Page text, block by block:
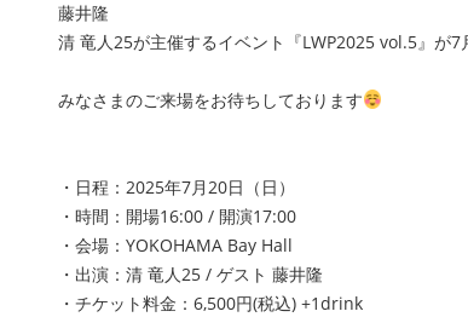
藤井隆
清 竜人25が主催するイベント『LWP2025 vol.5』が
みなさまのご来場をお待ちしております
・日程：2025年7月20日（日）
・時間：開場16:00 / 開演17:00
・会場： YOKOHAMA Bay Hall
・出演：清 竜人25 / ゲスト 藤井隆
・チケット料金：6,500円(税込) +1drink